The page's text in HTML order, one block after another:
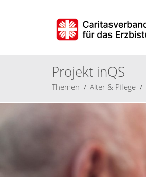
Projekt inQS
Themen Alter & Pflege